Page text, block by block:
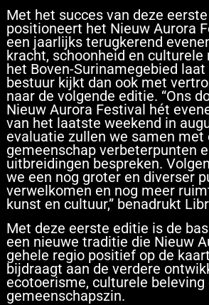
Met het succes van deze
positioneert het Nieuw Aurora
een jaarlijks terugkerend
kracht, schoonheid en culturele
het Boven-Surinamegebied
bestuur kijkt dan ook met
naar de volgende editie. “Ons
Nieuw Aurora Festival hét
van het laatste weekend in
evaluatie zullen we samen met
gemeenschap verbeterpunten
uitbreidingen bespreken.
we een nog groter en diverser
verwelkomen en nog meer
kunst en cultuur,” benadrukt
Met deze eerste editie is de
een nieuwe traditie die Nieuw
gehele regio positief op de
bijdraagt aan de verdere
ecotoerisme, culturele beleving
gemeenschapszin.